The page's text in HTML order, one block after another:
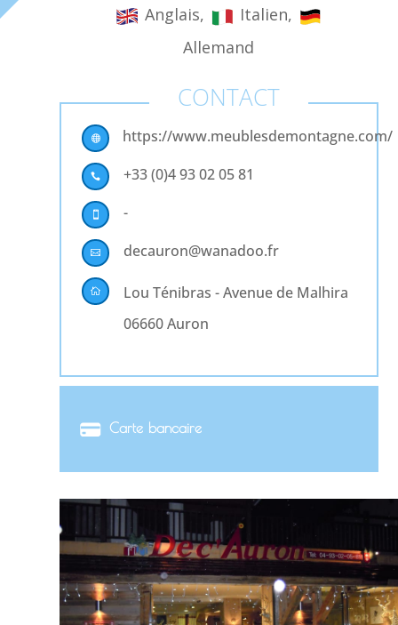
Anglais,
Italien,
Allemand
CONTACT
 https://www.meublesdemontagne.com/
 +33 (0)4 93 02 05 81
 -
 decauron@wanadoo.fr

Lou Ténibras - Avenue de Malhira
06660 Auron
Carte bancaire